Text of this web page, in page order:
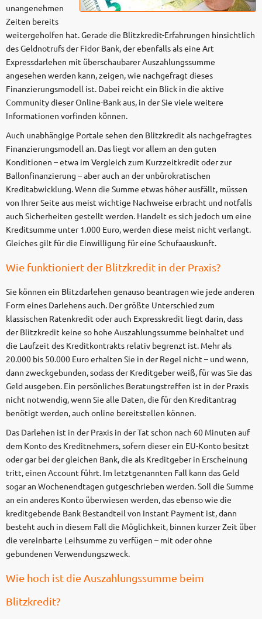
unangenehmen
Zeiten bereits
weitergeholfen hat. Gerade die Blitzkredit-Erfahrungen hinsichtlich
des Geldnotrufs der Fidor Bank, der ebenfalls als eine Art
Expressdarlehen mit überschaubarer Auszahlungssumme
angesehen werden kann, zeigen, wie nachgefragt dieses
Finanzierungsmodell ist. Dabei reicht ein Blick in die aktive
Community dieser Online-Bank aus, in der Sie viele weitere
Informationen vorfinden können.
Auch unabhängige Portale sehen den Blitzkredit als nachgefragtes
Finanzierungsmodell an. Das liegt vor allem an den guten
Konditionen – etwa im Vergleich zum Kurzzeitkredit oder zur
Ballonfinanzierung – aber auch an der unbürokratischen
Kreditabwicklung. Wenn die Summe etwas höher ausfällt, müssen
von Ihrer Seite aus meist wichtige Nachweise erbracht und notfalls
auch Sicherheiten gestellt werden. Handelt es sich jedoch um eine
Kreditsumme unter 1.000 Euro, werden diese meist nicht verlangt.
Gleiches gilt für die Einwilligung für eine Schufaauskunft.
Wie funktioniert der Blitzkredit in der Praxis?
Sie können ein Blitzdarlehen genauso beantragen wie jede anderen
Form eines Darlehens auch. Der größte Unterschied zum
klassischen Ratenkredit oder auch Expresskredit liegt darin, dass
der Blitzkredit keine so hohe Auszahlungssumme beinhaltet und
die Laufzeit des Kreditkontrakts relativ begrenzt ist. Mehr als
20.000 bis 50.000 Euro erhalten Sie in der Regel nicht – und wenn,
dann zweckgebunden, sodass der Kreditgeber weiß, für was Sie das
Geld ausgeben. Ein persönliches Beratungstreffen ist in der Praxis
nicht notwendig, wenn Sie alle Daten, die für den Kreditantrag
benötigt werden, auch online bereitstellen können.
Das Darlehen ist in der Praxis in der Tat schon nach 60 Minuten auf
dem Konto des Kreditnehmers, sofern dieser ein EU-Konto besitzt
oder gar bei der gleichen Bank, die als Kreditgeber in Erscheinung
tritt, einen Account führt. Im letztgenannten Fall kann das Geld
sogar an Wochenendtagen gutgeschrieben werden. Soll die Summe
an ein anderes Konto überwiesen werden, das ebenso wie die
kreditgebende Bank Bestandteil von Instant Payment ist, dann
besteht auch in diesem Fall die Möglichkeit, binnen kurzer Zeit über
die vereinbarte Leihsumme zu verfügen – mit oder ohne
gebundenen Verwendungszweck.
Wie hoch ist die Auszahlungssumme beim
Blitzkredit?